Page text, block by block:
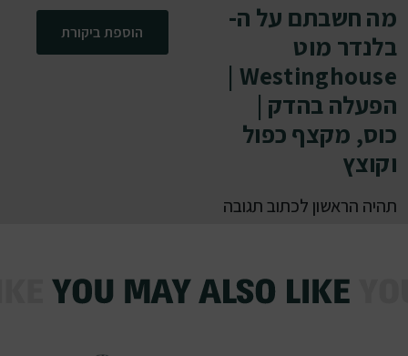
מה חשבתם על ה-
בלנדר מוט
Westinghouse |
הפעלה בהדק |
כוס, מקצף כפול
וקוצץ
תהיה הראשון לכתוב תגובה
הוספת ביקורת